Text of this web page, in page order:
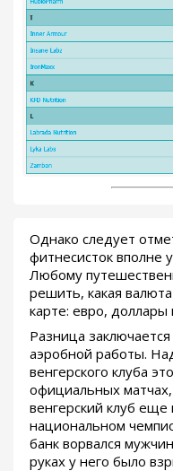
Однако следует
фитнесисток вполне
Любому
решить, какая
карте: евро, доллары
Разница
аэробной работы.
венгерского клуба
официальных
венгерский клуб еще
национальном
банк ворвался
руках у него было